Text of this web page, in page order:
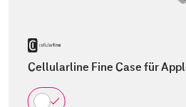
Cellularline Fine Case für